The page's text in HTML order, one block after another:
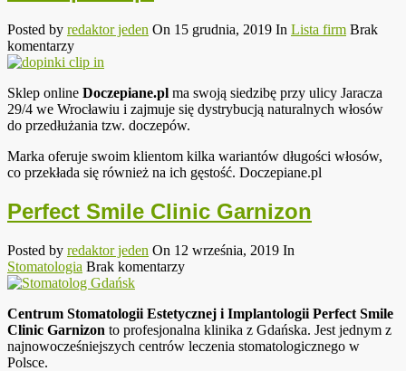
Posted by redaktor jeden On 15 grudnia, 2019 In Lista firm Brak
komentarzy
Sklep online Doczepiane.pl ma swoją siedzibę przy ulicy Jaracza
29/4 we Wrocławiu i zajmuje się dystrybucją naturalnych włosów
do przedłużania tzw. doczepów.
Marka oferuje swoim klientom kilka wariantów długości włosów,
co przekłada się również na ich gęstość. Doczepiane.pl
Perfect Smile Clinic Garnizon
Posted by redaktor jeden On 12 września, 2019 In
Stomatologia Brak komentarzy
Centrum Stomatologii Estetycznej i Implantologii Perfect Smile
Clinic Garnizon to profesjonalna klinika z Gdańska. Jest jednym z
najnowocześniejszych centrów leczenia stomatologicznego w
Polsce.